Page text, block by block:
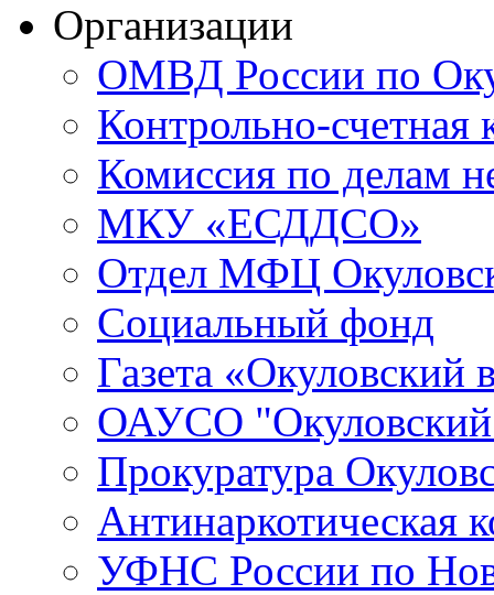
Организации
ОМВД России по
Контрольно-счетная
Комиссия по делам
МКУ «ЕСДДСО»
Отдел МФЦ
Социальный фонд
Газета «Окуловский
ОАУСО
Прокуратура
Антинаркотическая
УФНС России по